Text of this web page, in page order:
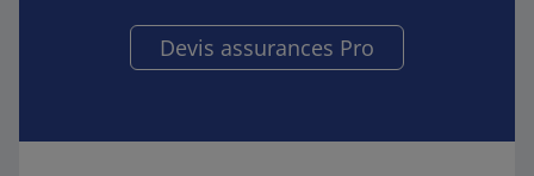
Devis assurances Pro